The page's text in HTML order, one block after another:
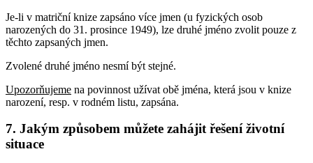
Je-li v matriční knize zapsáno více jmen (u fyzických osob
narozených do 31. prosince 1949), lze druhé jméno zvolit pouze z
těchto zapsaných jmen.
Zvolené druhé jméno nesmí být stejné.
Upozorňujeme na povinnost užívat obě jména, která jsou v knize
narození, resp. v rodném listu, zapsána.
7. Jakým způsobem můžete zahájit řešení životní
situace